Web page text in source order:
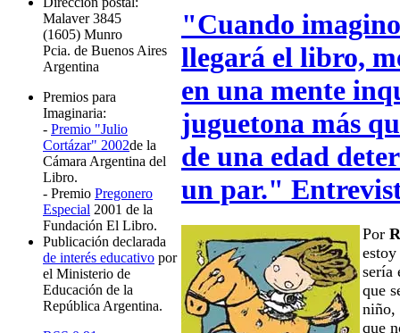
Malaver 3845
(1605) Munro
Pcia. de Buenos Aires
Argentina
Premios para
Imaginaria:
- Premio "Julio
Cortázar" 2002de la
Cámara Argentina del
Libro.
- Premio Pregonero
Especial 2001 de la
Fundación El Libro.
Publicación declarada
de interés educativo por
el Ministerio de
Educación de la
República Argentina.
"Cuando
llegará el libro,
en una mente
juguetona más
de una edad
un par."
Por
sería
que
niño,
que